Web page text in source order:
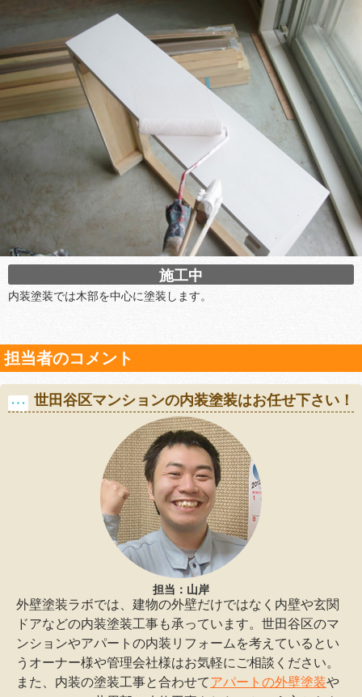
施工中
内装塗装では木部を中心に塗装します。
担当者のコメント
世田谷区マンションの内装塗装はお任せ下さい！
担当：山岸
外壁塗装ラボでは、建物の外壁だけではなく内壁や玄関
ドアなどの内装塗装工事も承っています。世田谷区のマ
ンションやアパートの内装リフォームを考えているとい
うオーナー様や管理会社様はお気軽にご相談ください。
また、内装の塗装工事と合わせてアパートの外壁塗装や